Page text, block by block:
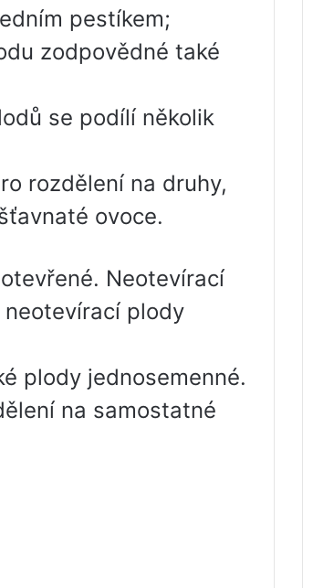
pestíkem;
zodpovědné také
se podílí několik
rozdělení na druhy,
ovoce.
Neotevírací
plody
plody jednosemenné.
na samostatné